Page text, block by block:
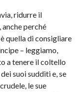
ridurre il
perché
quella di consigliare
– leggiamo,
a tenere il coltello
suoi sudditi e, se
le sue